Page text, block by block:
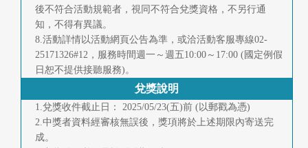
後不符合活動規範者，視同不符合兌獎資格，不另行通
知，不得有異議。
8.活動詳情以活動網頁公告為準，或洽活動客服專線02-
25171326#12，服務時間週一～週五10:00～17:00 (國定例假
日恕不提供接聽服務)。
兌獎說明
1.兌獎收件截止日： 2025/05/23(五)前 (以郵戳為憑)
2.中獎者資料經審核無誤後，獎項將於上述期限內寄送完
成。